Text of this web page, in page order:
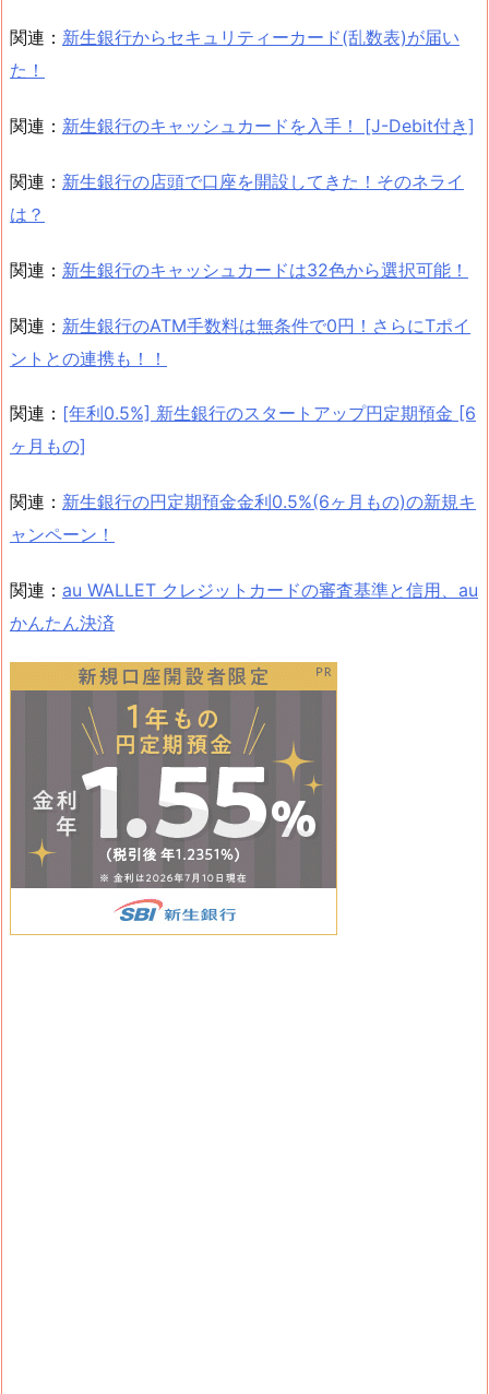
関連： 新生銀行からセキュリティーカード(乱数表)が届い
た！
関連： 新生銀行のキャッシュカードを入手！ [J-Debit付き]
関連： 新生銀行の店頭で口座を開設してきた！そのネライ
は？
関連： 新生銀行のキャッシュカードは32色から選択可能！
関連： 新生銀行のATM手数料は無条件で0円！さらにTポイ
ントとの連携も！！
関連： [年利0.5%] 新生銀行のスタートアップ円定期預金 [6
ヶ月もの]
関連： 新生銀行の円定期預金金利0.5%(6ヶ月もの)の新規キ
ャンペーン！
関連： au WALLET クレジットカードの審査基準と信用、au
かんたん決済